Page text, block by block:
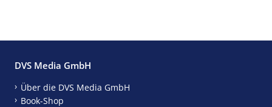
DVS Media GmbH
Über die DVS Media GmbH
Book-Shop